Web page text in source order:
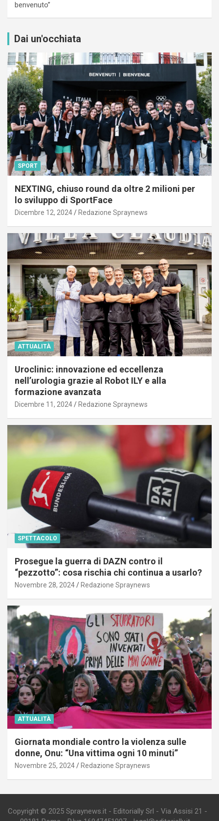
benvenuto”
Dai un'occhiata
SPORT
NEXTING, chiuso round da oltre 2 milioni per
lo sviluppo di SportFace
Dicembre 12, 2024 Redazione Spraynews
ATTUALITÀ
Uroclinic: innovazione ed eccellenza
nell’urologia grazie al Robot ILY e alla
formazione avanzata
Dicembre 11, 2024 Redazione Spraynews
SPETTACOLO
Prosegue la guerra di DAZN contro il
“pezzotto”: cosa rischia chi continua a usarlo?
Novembre 28, 2024 Redazione Spraynews
ATTUALITÀ
Giornata mondiale contro la violenza sulle
donne, Onu: “Una vittima ogni 10 minuti”
Novembre 25, 2024 Redazione Spraynews
Copyright © 2025 Spraynews.it - Editorially Srl - Via Assisi 21 -